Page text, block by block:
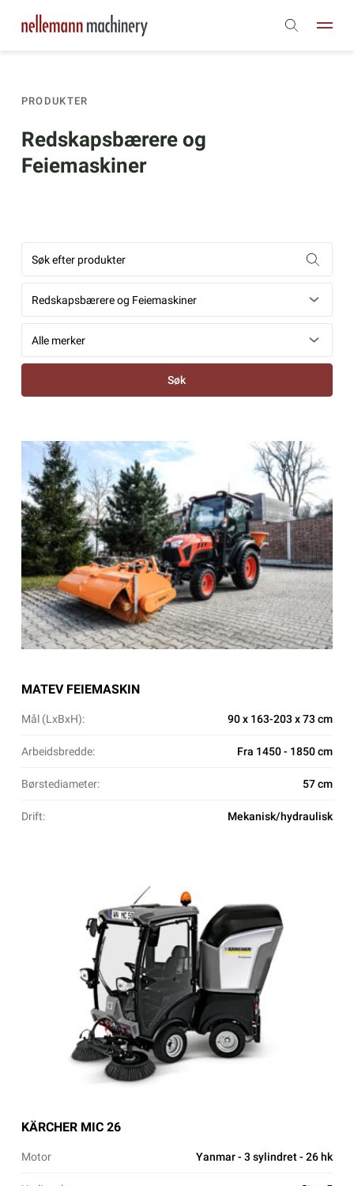
PRODUKTER
Redskapsbærere og
Feiemaskiner
Søk
MATEV FEIEMASKIN
Mål (LxBxH): 90 x 163-203 x 73 cm
Arbeidsbredde: Fra 1450 - 1850 cm
Børstediameter: 57 cm
Drift: Mekanisk/hydraulisk
KÄRCHER MIC 26
Motor Yanmar - 3 sylindret - 26 hk